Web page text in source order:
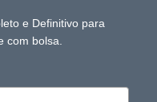
e Definitivo para
com bolsa.